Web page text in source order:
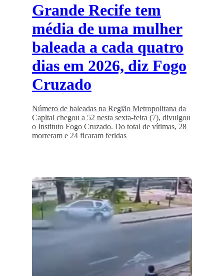
Grande Recife tem
média de uma mulher
baleada a cada quatro
dias em 2026, diz Fogo
Cruzado
Número de baleadas na Região Metropolitana da
Capital chegou a 52 nesta sexta-feira (7), divulgou
o Instituto Fogo Cruzado. Do total de vítimas, 28
morreram e 24 ficaram feridas